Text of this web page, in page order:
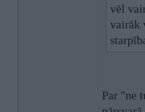
vēl
vairāk
Par "ne